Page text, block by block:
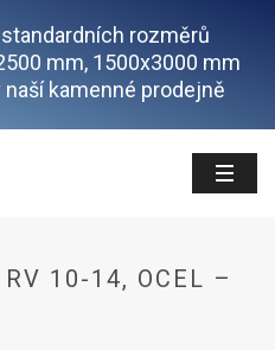
standardních rozměrů
mm, 1500x3000 mm
naší kamenné prodejně
RV 10-14, OCEL –